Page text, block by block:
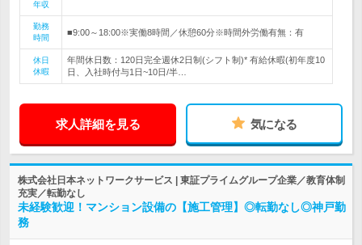
年収
勤務
時間
■9:00～18:00※実働8時間／休憩60分※時間外労働有無：有
休日
休暇
年間休日数：120日完全週休2日制(シフト制)* 有給休暇(初年度10
日、入社時付与1日~10日/半…
求人詳細を見る 気になる
株式会社日本ネットワークサービス | 東証プライムグループ企業／教育体制
充実／転勤なし
未経験歓迎！マンション設備の【施工管理】◎転勤なし◎神戸勤
務